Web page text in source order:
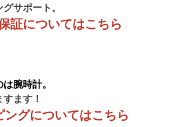
サポート。
証についてはこちら
腕時計。
ます！
ングについてはこちら